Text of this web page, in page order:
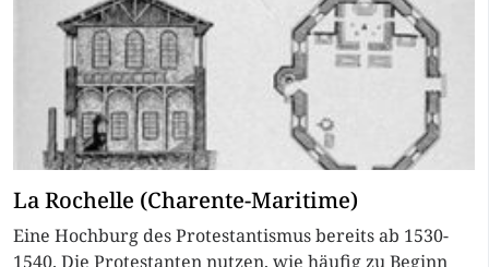
La Rochelle (Charente-Maritime)
Eine Hochburg des Protestantismus bereits ab 1530-
1540. Die Protestanten nutzen, wie häufig zu Beginn